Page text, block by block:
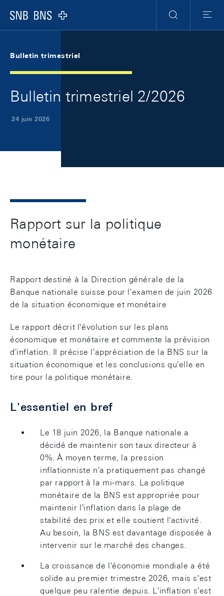
Logo
RechercheMenu
Bulletin trimestriel
Bulletin trimestriel 2/2026
24 juin 2026
Rapport sur la politique
monétaire
Rapport destiné à la Direction générale de la
Banque nationale suisse pour l'examen de juin 2026
de la situation économique et monétaire
Le rapport décrit l'évolution sur les plans
économique et monétaire et commente la prévision
d'inflation. Il précise l'appréciation de la BNS sur la
situation économique et les conclusions qu'elle en
tire pour la politique monétaire.
L'essentiel en bref
Le 18 juin 2026, la Banque nationale a
décidé de maintenir son taux directeur à
0%. À moyen terme, la pression
inflationniste n'a pratiquement pas changé
par rapport à la mi-mars. La politique
monétaire de la BNS est appropriée pour
maintenir l'inflation dans la plage de
stabilité des prix et elle soutient l'activité.
Au besoin, la BNS est davantage disposée à
intervenir sur le marché des changes.
La croissance de l'économie mondiale a été
solide au premier trimestre 2026, mais s'est
quelque peu ralentie depuis. L'inflation s'est